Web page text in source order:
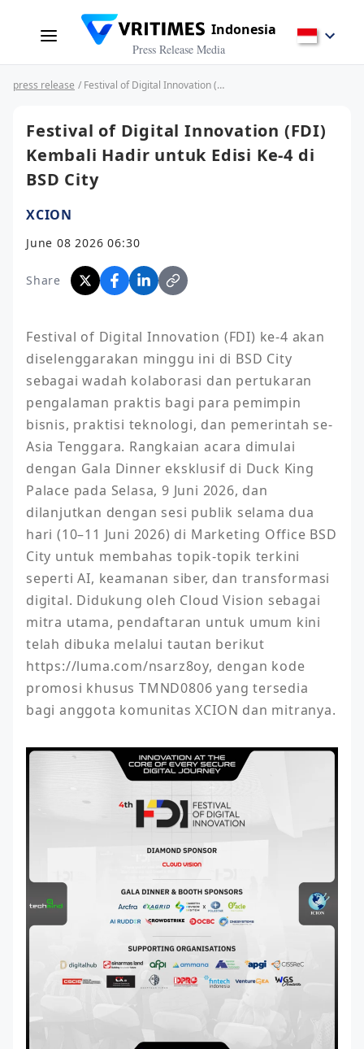
Indonesia
Press Release Media
press release / Festival of Digital Innovation (FDI) Kembali Hadir untuk Edisi Ke-4 di BSD City
Festival of Digital Innovation (FDI)
Kembali Hadir untuk Edisi Ke-4 di
BSD City
XCION
June 08 2026 06:30
Share
Festival of Digital Innovation (FDI) ke-4 akan
diselenggarakan minggu ini di BSD City
sebagai wadah kolaborasi dan pertukaran
pengalaman praktis bagi para pemimpin
bisnis, praktisi teknologi, dan pemerintah se-
Asia Tenggara. Rangkaian acara dimulai
dengan Gala Dinner eksklusif di Duck King
Palace pada Selasa, 9 Juni 2026, dan
dilanjutkan dengan sesi publik selama dua
hari (10–11 Juni 2026) di Marketing Office BSD
City untuk membahas topik-topik terkini
seperti AI, keamanan siber, dan transformasi
digital. Didukung oleh Cloud Vision sebagai
mitra utama, pendaftaran untuk umum kini
telah dibuka melalui tautan berikut
https://luma.com/nsarz8oy, dengan kode
promosi khusus TMND0806 yang tersedia
bagi anggota komunitas XCION dan mitranya.